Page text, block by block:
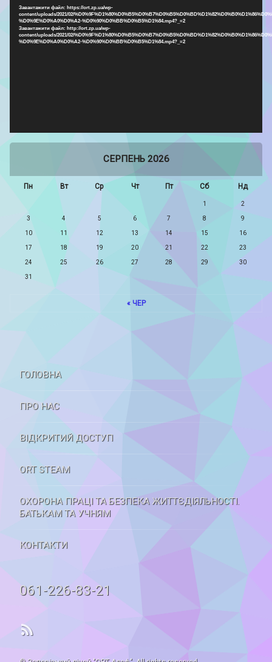
Завантажити файл: https://ort.zp.ua/wp-
content/uploads/2021/02/
%D0%9E%D0%A0%D0%A2-%D0%90%D0%BB%D0%B5%D1%84.mp4?_=2
Завантажити файл: http://ort.zp.ua/wp-
content/uploads/2021/02/
%D0%9E%D0%A0%D0%A2-%D0%90%D0%BB%D0%B5%D1%84.mp4?_=2
СЕРПЕНЬ 2026
Пн Вт Ср Чт Пт Сб Нд
1 2
3 4 5 6 7 8 9
10 11 12 13 14 15 16
17 18 19 20 21 22 23
24 25 26 27 28 29 30
31
« ЧЕР
ГОЛОВНА
ПРО НАС
ВІДКРИТИЙ ДОСТУП
ORT STEAM
ОХОРОНА ПРАЦІ ТА БЕЗПЕКА ЖИТТЄДІЯЛЬНОСТІ.
БАТЬКАМ ТА УЧНЯМ
КОНТАКТИ
Tel:
061-226-83-21
RSS